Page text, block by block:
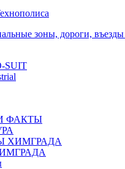
зоны, дороги,
SUIT
ФАКТЫ
ХИМГРАДА